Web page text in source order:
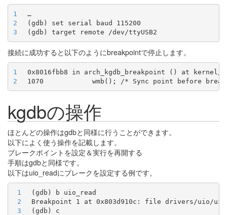
1
…
2
3
接続に成功すると以下のようにbreakpointで停止します。
1
2
kgdbの操作
ほとんどの操作はgdbと同様に行うことができます。
以下によく使う操作を記載します。
ブレークポイントを設定＆実行を再開する
手順はgdbと同様です。
以下はuio_readにブレークを設定する例です。
1
2
3